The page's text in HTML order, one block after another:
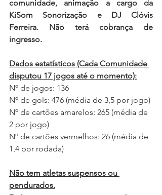
comunidade, animação a cargo da
KiSom Sonorização e DJ Clóvis
Ferreira. Não terá cobrança de
ingresso.
Dados estatísticos (Cada Comunidade
disputou 17 jogos até o momento):
Nº de jogos: 136
Nº de gols: 476 (média de 3,5 por jogo)
Nº de cartões amarelos: 265 (média de
2 por jogo)
Nº de cartões vermelhos: 26 (média de
1,4 por rodada)
Não tem atletas suspensos ou
pendurados.